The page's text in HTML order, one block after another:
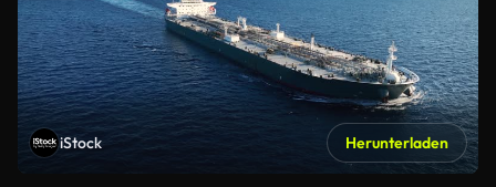
iStock Herunterladen